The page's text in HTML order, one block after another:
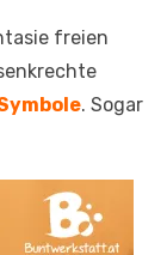
freien
. Sogar